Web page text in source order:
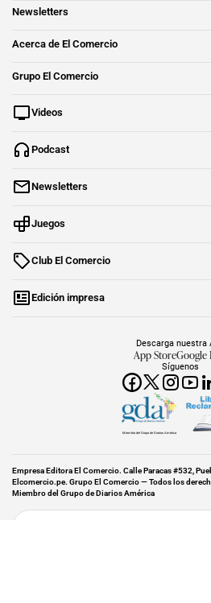
Newsletters
Acerca de El Comercio
Grupo El Comercio
Videos
Podcast
Newsletters
Juegos
Club El Comercio
Edición impresa
Síguenos
Descarga nuestra
App StoreGoogle
Miembro del Grupo de Diarios América
Empresa Editora El Comercio. Calle Paracas #532,
Elcomercio.pe. Grupo El Comercio — Todos los
Miembro del Grupo de Diarios América